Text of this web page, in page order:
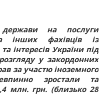
на послуги
інших фахівців із
інтересів України під
у закордонних
за участю іноземного
зростали та
млн. грн. (близько 28